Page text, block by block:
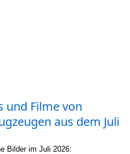
und Filme von
aus dem Juli
Bilder im Juli 2026: